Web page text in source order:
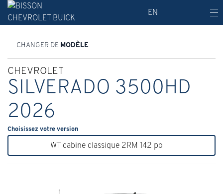
EN
CHANGER DE MODÈLE
CHEVROLET
SILVERADO 3500HD
2026
Choisissez votre version
WT cabine classique 2RM 142 po